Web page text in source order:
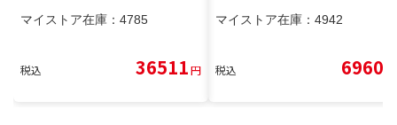
マイストア在庫： 4785
税込 36511円
マイストア在庫： 4942
税込 6960